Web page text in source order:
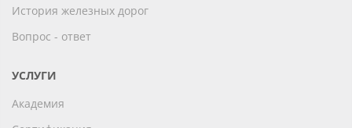
История железных дорог
Вопрос - ответ
УСЛУГИ
Академия